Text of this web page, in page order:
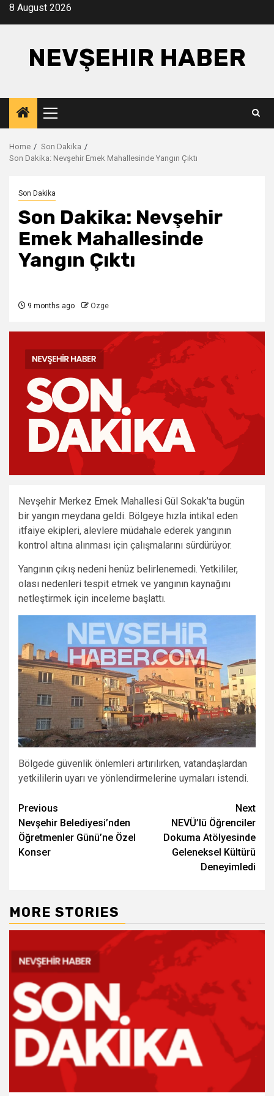
Skip8 August 2026
NEVŞEHIR HABER
Primary
Menu
Home
Son Dakika
Son Dakika: Nevşehir Emek Mahallesinde Yangın Çıktı
Son Dakika
Son Dakika: Nevşehir
Emek Mahallesinde
Yangın Çıktı
9 months ago Ozge
Nevşehir Merkez Emek Mahallesi Gül Sokak’ta bugün
bir yangın meydana geldi. Bölgeye hızla intikal eden
itfaiye ekipleri, alevlere müdahale ederek yangının
kontrol altına alınması için çalışmalarını sürdürüyor.
Yangının çıkış nedeni henüz belirlenemedi. Yetkililer,
olası nedenleri tespit etmek ve yangının kaynağını
netleştirmek için inceleme başlattı.
Bölgede güvenlik önlemleri artırılırken, vatandaşlardan
yetkililerin uyarı ve yönlendirmelerine uymaları istendi.
Post
navigation
Previous
Nevşehir Belediyesi’nden
Öğretmenler Günü’ne Özel
Konser
Next
NEVÜ’lü Öğrenciler
Dokuma Atölyesinde
Geleneksel Kültürü
Deneyimledi
MORE STORIES